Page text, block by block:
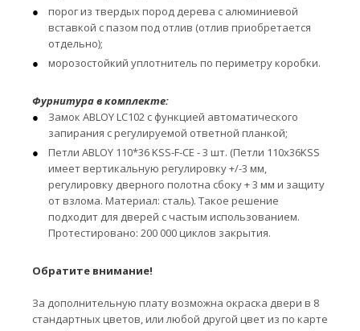
порог из твердых пород дерева с алюминиевой
вставкой с пазом под отлив (отлив приобретается
отдельно);
морозостойкий уплотнитель по периметру коробки.
Фурнитура в комплекте:
Замок ABLOY LC102 с функцией автоматического
запирания с регулируемой ответной планкой;
Петли ABLOY 110*36 KSS-F-CE - 3 шт. (Петли 110x36KSS
имеет вертикальную регулировку +/-3 мм,
регулировку дверного полотна сбоку + 3 мм и защиту
от взлома. Материал: сталь). Такое решение
подходит для дверей с частым использованием.
Протестировано: 200 000 циклов закрытия.
Обратите внимание!
За дополнительную плату возможна окраска двери в 8
стандартных цветов, или любой другой цвет из по карте